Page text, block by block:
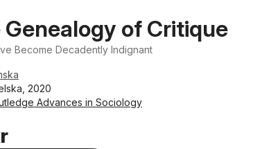
Genealogy of Critique
Become Decadently Indignant
2020
Advances in Sociology